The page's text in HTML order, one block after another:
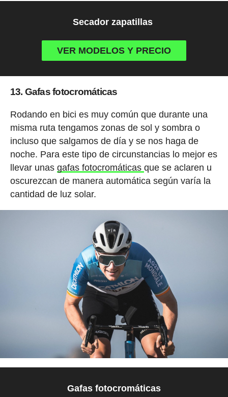
Secador zapatillas
VER MODELOS Y PRECIO
13. Gafas fotocromáticas
Rodando en bici es muy común que durante una
misma ruta tengamos zonas de sol y sombra o
incluso que salgamos de día y se nos haga de
noche. Para este tipo de circunstancias lo mejor es
llevar unas gafas fotocromáticas que se aclaren u
oscurezcan de manera automática según varía la
cantidad de luz solar.
Gafas fotocromáticas